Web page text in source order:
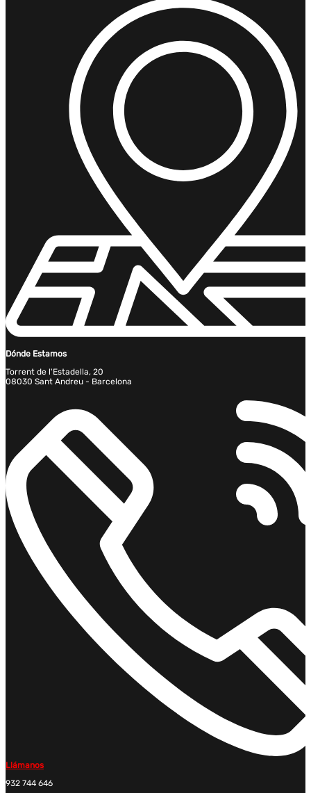
Dónde Estamos
Torrent de l'Estadella, 20
08030 Sant Andreu - Barcelona
Llámanos
932 744 646